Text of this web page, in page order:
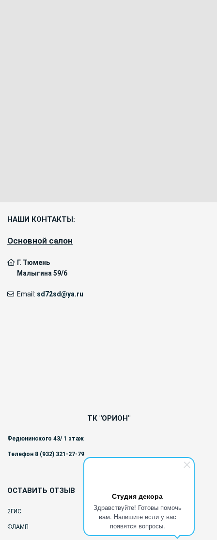
Студия декора
Здравствуйте! Готовы помочь
вам. Напишите если у вас
появятся вопросы.
НАШИ КОНТАКТЫ:
Основной салон
Г. Тюмень
Малыгина 59/6
Email: sd72sd@ya.ru
ТК "ОРИОН"
Федюнинского 43/ 1 этаж
Телефон 8 (932) 321-27-79
ОСТАВИТЬ ОТЗЫВ
2ГИС
ФЛАМП